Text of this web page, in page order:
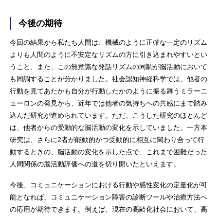
今後の期待
今回の結果から私たち人間は、機械のように正確な一定のリズム
よりも人間のように不安定なリズムの方に引き込まれやすいとい
うこと、また、この無意識な発話リズムの同調が脳活動において
も同調することが分かりました。社会認知神経科学では、他者の
行動を見てあたかも自分が行動したかのように振る舞うミラーニ
ューロンの発見から、近年では他者の気持ちへの共感にまで踏み
込んだ研究が進められています。ただ、こうした研究のほとんど
は、他者からの受動的な脳活動の変化を示していました。一方本
研究は、さらに2者が能動的かつ受動的に相互に関わり合って行
動するときの、脳活動の変化を示した点で、これまで困難だった
人間関係の脳活動評価への道を切り開いたといえます。
今後、コミュニケーションにおける行動や感性変化の定量化が可
能となれば、コミュニケーション障害の診断ツールや治療方法へ
の応用が期待できます。例えば、現在の高齢化社会において、高